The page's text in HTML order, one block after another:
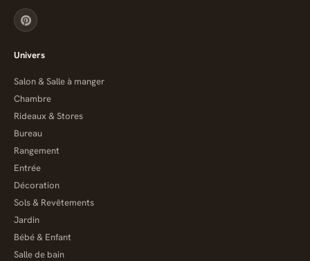
Univers
Salon & Salle à manger
Chambre
Rideaux & Stores
Bureau
Rangement
Entrée
Décoration
Sols & Revêtements
Jardin
Bébé & Enfant
Salle de bain